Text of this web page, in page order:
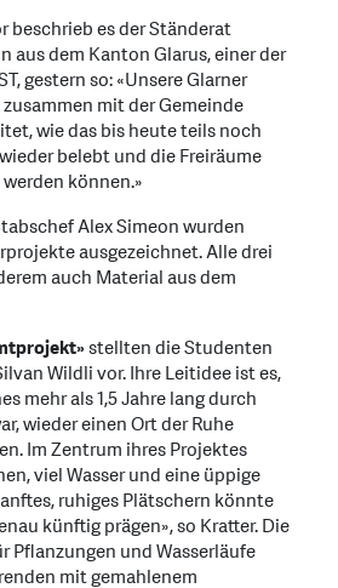
beschrieb es der Ständerat
aus dem Kanton Glarus, einer der
gestern so: «Unsere Glarner
mit der Gemeinde
wie das bis heute teils noch
belebt und die Freiräume
können.»
Alex Simeon wurden
ausgezeichnet. Alle drei
auch Material aus dem
stellten die Studenten
Wildli vor. Ihre Leitidee ist es,
mehr als 1,5 Jahre lang durch
wieder einen Ort der Ruhe
Im Zentrum ihres Projektes
viel Wasser und eine üppige
ruhiges Plätschern könnte
künftig prägen», so Kratter. Die
Pflanzungen und Wasserläufe
mit gemahlenem